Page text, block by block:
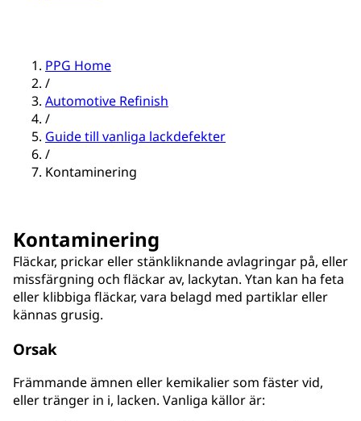
PPG Home
/
Automotive Refinish
/
Guide till vanliga lackdefekter
/
Kontaminering
Kontaminering
Fläckar, prickar eller stänkliknande avlagringar på, eller
missfärgning och fläckar av, lackytan. Ytan kan ha feta
eller klibbiga fläckar, vara belagd med partiklar eller
kännas grusig.
Orsak
Främmande ämnen eller kemikalier som fäster vid,
eller tränger in i, lacken. Vanliga källor är: